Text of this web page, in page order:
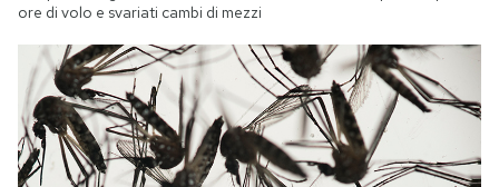
ore di volo e svariati cambi di mezzi